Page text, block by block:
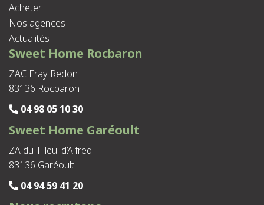
Acheter
Nos agences
Actualités
Sweet Home Rocbaron
ZAC Fray Redon
83136 Rocbaron
04 98 05 10 30
Sweet Home Garéoult
ZA du Tilleul d’Alfred
83136 Garéoult
04 94 59 41 20